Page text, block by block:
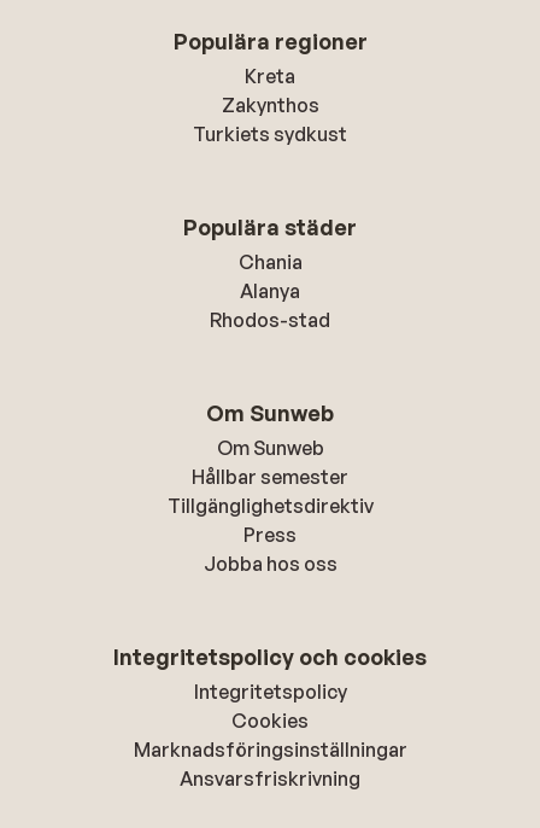
Populära regioner
Kreta
Zakynthos
Turkiets sydkust
Populära städer
Chania
Alanya
Rhodos-stad
Om Sunweb
Om Sunweb
Hållbar semester
Tillgänglighetsdirektiv
Press
Jobba hos oss
Integritetspolicy och cookies
Integritetspolicy
Cookies
Marknadsföringsinställningar
Ansvarsfriskrivning